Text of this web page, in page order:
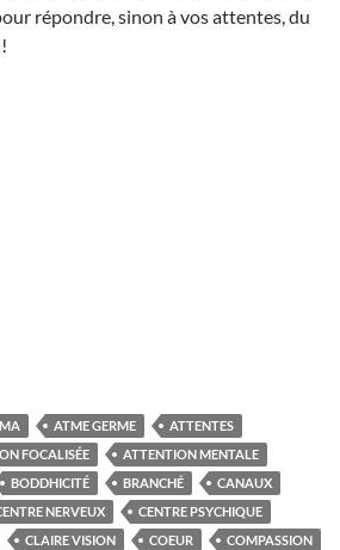
répondre, sinon à vos attentes, du
ATME GERME
ATTENTES
FOCALISÉE
ATTENTION MENTALE
BODDHICITÉ BRANCHÉ
CANAUX
NERVEUX
CENTRE PSYCHIQUE
CLAIRE VISION COEUR
COMPASSION